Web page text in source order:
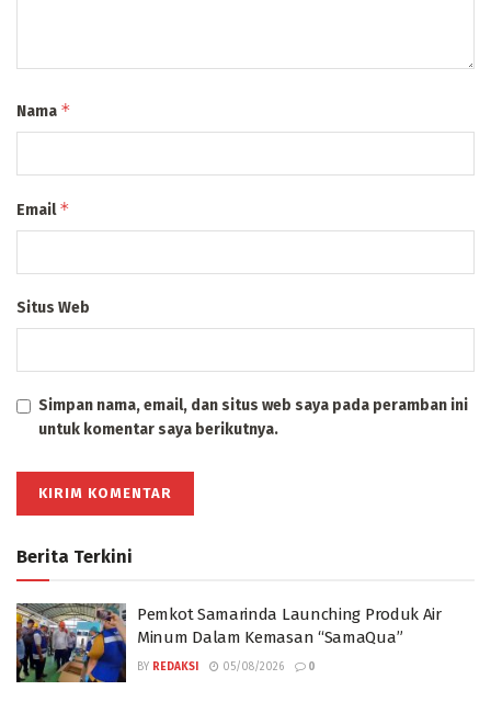
Nama *
Email*
Situs Web
Simpan nama, email, dan situs web saya pada peramban ini
untuk komentar saya berikutnya.
Berita Terkini
Pemkot Samarinda Launching Produk Air
Minum Dalam Kemasan “SamaQua”
BY REDAKSI 05/08/2026 0